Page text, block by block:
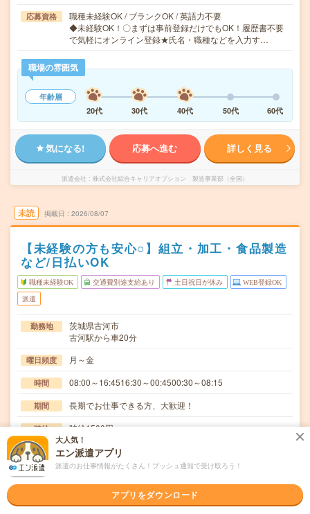
応募資格
職種未経験OK / ブランクOK / 英語力不要
◆未経験OK！〇まずは事前登録だけでもOK！履歴書不要
で気軽にオンライン登録★氏名・職種などを入力す…
職場の雰囲気
年齢層
20代
30代 40代 50代 60代
気になる! 応募へ進む 詳しく見る
派遣会社 株式会社綜合キャリアオプション 製造事業部（全国）
未読 掲載日 2026/08/07
【未経験の方も安心○】組立・加工・食品製造
など/日払いOK
職種未経験OK 交通費別途支給あり 土日祝日が休み WEB登録OK
派遣
勤務地
茨城県古河市
古河駅から車20分
曜日頻度 月～金
時間 08:00～16:4516:30～00:4500:30～08:15
期間 長期でお仕事できる方、大歓迎！
時給 時給1500円
交通費
交通費規定内支給
仕事内容
フィルム製造でのオペレータ作業:主にフィルムの取出し、
切り取った時にでるゴミの運搬、機械のチョコ停の…
大人気！
エン派遣アプリ
派遣のお仕事情報がたくさん！プッシュ通知で受け取ろう！
アプリをダウンロード